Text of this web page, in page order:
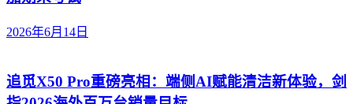
2026年6月14日
追觅X50 Pro重磅亮相：端侧AI赋能清洁新体验，剑